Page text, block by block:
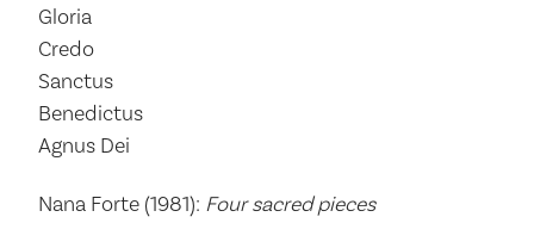
Gloria
Credo
Sanctus
Benedictus
Agnus Dei
Nana Forte (1981): Four sacred pieces